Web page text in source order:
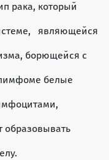
рака, который
являющейся
борющейся с
белые
образовывать